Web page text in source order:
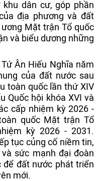
dân cư, góp phần
địa phương và đất
Mặt trận Tổ quốc
và biểu dương những
Ân Hiếu Nghĩa năm
của đất nước sau
toàn quốc lần thứ XIV
Quốc hội khóa XVI và
cấp nhiệm kỳ 2026 -
quốc Mặt trận Tổ
kỳ 2026 - 2031.
tục củng cố niềm tin,
sức mạnh đại đoàn
để đất nước phát triển
mới.